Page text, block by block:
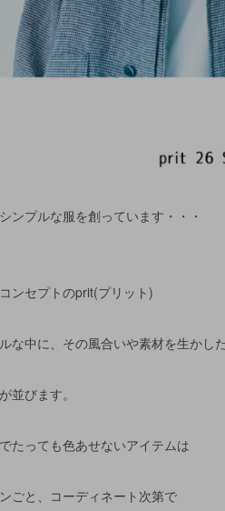
ンプルな服を創っています・・・
ンセプトのprit(プリット)
な中に、その風合いや素材を生かした
並びます。
たっても色あせないアイテムは
ごと、コーディネート次第で